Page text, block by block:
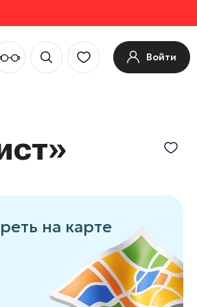
Войти
на карте